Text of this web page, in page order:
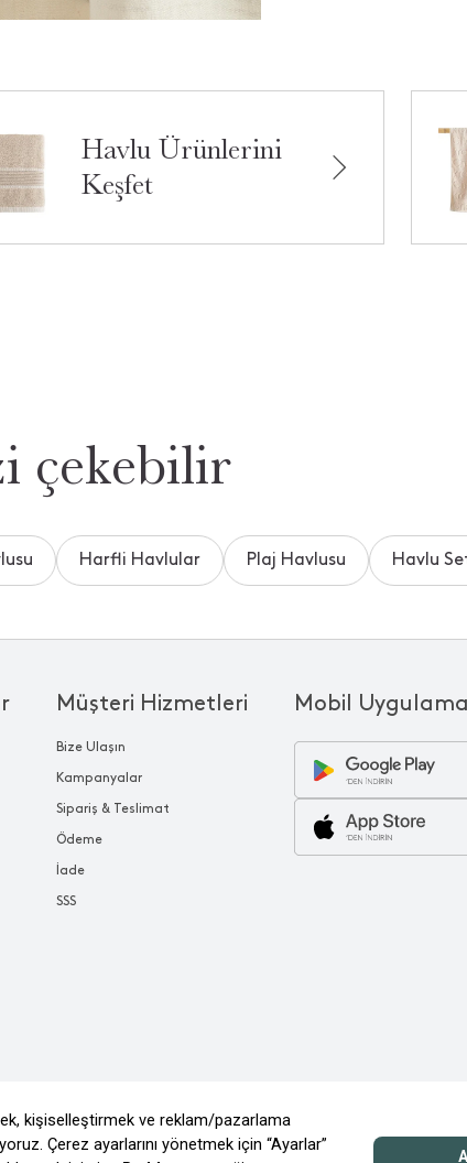
Havlu Ürünlerini
Keşfet
çekebilir
Harfli Havlular Plaj Havlusu Havlu
Müşteri Hizmetleri
Bize Ulaşın
Kampanyalar
Sipariş & Teslimat
Ödeme
İade
SSS
Mobil Uygulama